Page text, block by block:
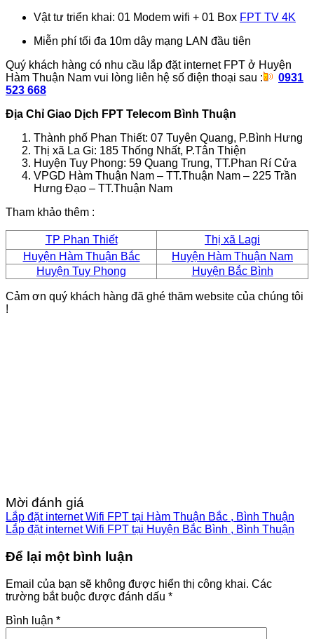
Vật tư triển khai: 01 Modem wifi + 01 Box FPT TV 4K
Miễn phí tối đa 10m dây mạng LAN đầu tiên
Quý khách hàng có nhu cầu lắp đặt internet FPT ở Huyện
Hàm Thuận Nam vui lòng liên hệ số điện thoại sau :
0931
523 668
Địa Chỉ Giao Dịch FPT Telecom Bình Thuận
Thành phố Phan Thiết: 07 Tuyên Quang, P.Bình Hưng
Thị xã La Gi: 185 Thống Nhất, P.Tân Thiện
Huyện Tuy Phong: 59 Quang Trung, TT.Phan Rí Cửa
VPGD Hàm Thuận Nam – TT.Thuận Nam – 225 Trần
Hưng Đạo – TT.Thuận Nam
Tham khảo thêm :
TP Phan Thiết
Thị xã Lagi
Huyện Hàm Thuận Bắc
Huyện Hàm Thuận Nam
Huyện Tuy Phong
Huyện Bắc Bình
Cảm ơn quý khách hàng đã ghé thăm website của chúng tôi
!
Mời đánh giá
Lắp đặt internet Wifi FPT tại Hàm Thuận Bắc , Bình Thuận
Lắp đặt internet Wifi FPT tại Huyện Bắc Bình , Bình Thuận
Để lại một bình luận
Email của bạn sẽ không được hiển thị công khai. Các
trường bắt buộc được đánh dấu *
Bình luận *